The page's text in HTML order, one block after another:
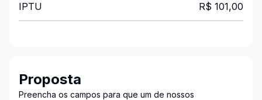
IPTU R$ 101,00
Proposta
Preencha os campos para que um de nossos